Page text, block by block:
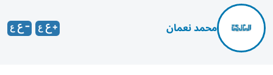
محمد نعمان